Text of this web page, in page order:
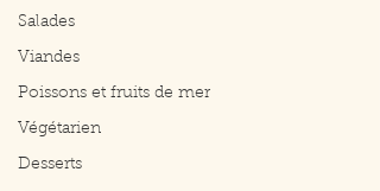
Salades
Viandes
Poissons et fruits de mer
Végétarien
Desserts